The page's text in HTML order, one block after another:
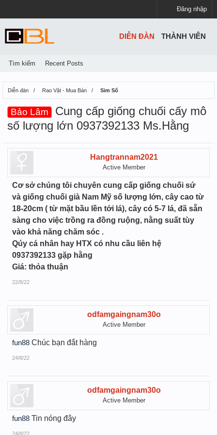
Đăng nhập
Diễn đàn Rao Vặt - Mua Bán Sim Số
Bảo Lâm
Cung cấp giống chuối cấy mô
số lượng lớn 0937392133 Ms.Hằng
Hangtrannam2021
Active Member
Cơ sở chúng tôi chuyên cung cấp giống chuối sứ
và giống chuối già Nam Mỹ số lượng lớn, cây cao từ
18-20cm ( từ mặt bầu lền tới lá), cây có 5-7 lá, đã sẵn
sàng cho việc trồng ra đồng ruộng, nằng suất tùy
vào khả năng chăm sóc .
Qúy cá nhân hay HTX có nhu cầu liên hệ
0937392133 gặp hằng
Giá: thỏa thuận
22/8/22
odfamgaingnam30o
Active Member
fun88 Chúc bạn đắt hàng
24/8/22
odfamgaingnam30o
Active Member
fun88 Tin nóng đây
24/8/22
DIỄN ĐÀN
Tìm kiếm Recent Posts
THÀNH VIÊN